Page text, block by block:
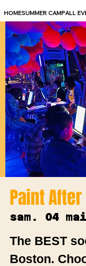
HOMESUMMER CAMPALL
Paint
sam. 04 mai
The BEST
Boston.